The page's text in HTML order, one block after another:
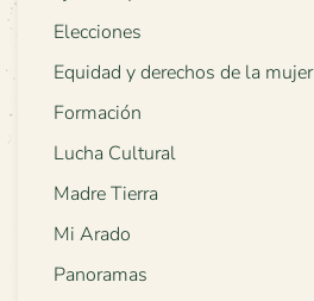
Elecciones
Equidad y derechos de la mujer
Formación
Lucha Cultural
Madre Tierra
Mi Arado
Panoramas